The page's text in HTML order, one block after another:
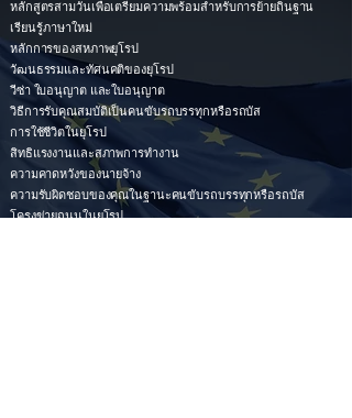
หลักสูตรสามวันเพื่อเตรียมความพร้อมสำหรับการย้ายถิ่นฐาน
เรียนรู้ภาษาใหม่
หลักการของสหภาพยุโรป
วัฒนธรรมและทัศนคติของยุโรป
วีซ่า ใบอนุญาต และใบอนุญาต
วิธีการรับคุณสมบัติเป็นคนขับรถบรรทุกหรือรถบัส
การใช้ชีวิตในยุโรป
สิทธิแรงงานและสภาพการทำงาน
ความคาดหวังของนายจ้าง
ความรับผิดชอบของคุณในฐานะคนขับรถบรรทุกหรือรถบัส
โครงข่ายถนนในยุโรป